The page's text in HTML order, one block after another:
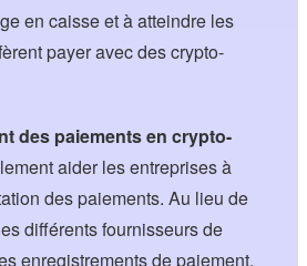
en caisse et à atteindre les
payer avec des crypto-
des paiements en crypto-
aider les entreprises à
des paiements. Au lieu de
différents fournisseurs de
enregistrements de paiement,